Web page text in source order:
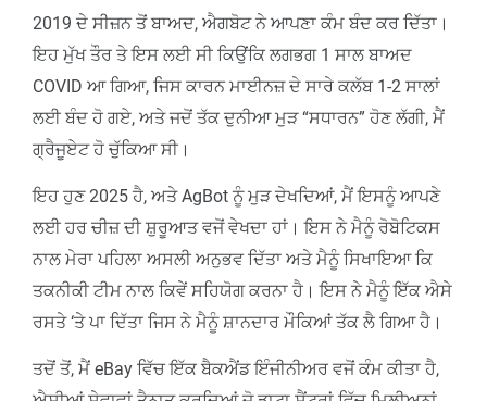
2019 ਦੇ ਸੀਜ਼ਨ ਤੋਂ ਬਾਅਦ, ਐਗਬੋਟ ਨੇ ਆਪਣਾ ਕੰਮ ਬੰਦ ਕਰ ਦਿੱਤਾ।
ਇਹ ਮੁੱਖ ਤੌਰ ਤੇ ਇਸ ਲਈ ਸੀ ਕਿਉਂਕਿ ਲਗਭਗ 1 ਸਾਲ ਬਾਅਦ
COVID ਆ ਗਿਆ, ਜਿਸ ਕਾਰਨ ਮਾਈਨਜ਼ ਦੇ ਸਾਰੇ ਕਲੱਬ 1-2 ਸਾਲਾਂ
ਲਈ ਬੰਦ ਹੋ ਗਏ, ਅਤੇ ਜਦੋਂ ਤੱਕ ਦੁਨੀਆ ਮੁੜ “ਸਧਾਰਨ” ਹੋਣ ਲੱਗੀ, ਮੈਂ
ਗ੍ਰੈਜੂਏਟ ਹੋ ਚੁੱਕਿਆ ਸੀ।
ਇਹ ਹੁਣ 2025 ਹੈ, ਅਤੇ AgBot ਨੂੰ ਮੁੜ ਦੇਖਦਿਆਂ, ਮੈਂ ਇਸਨੂੰ ਆਪਣੇ
ਲਈ ਹਰ ਚੀਜ਼ ਦੀ ਸ਼ੁਰੂਆਤ ਵਜੋਂ ਵੇਖਦਾ ਹਾਂ। ਇਸ ਨੇ ਮੈਨੂੰ ਰੋਬੋਟਿਕਸ
ਨਾਲ ਮੇਰਾ ਪਹਿਲਾ ਅਸਲੀ ਅਨੁਭਵ ਦਿੱਤਾ ਅਤੇ ਮੈਨੂੰ ਸਿਖਾਇਆ ਕਿ
ਤਕਨੀਕੀ ਟੀਮ ਨਾਲ ਕਿਵੇਂ ਸਹਿਯੋਗ ਕਰਨਾ ਹੈ। ਇਸ ਨੇ ਮੈਨੂੰ ਇੱਕ ਐਸੇ
ਰਸਤੇ ‘ਤੇ ਪਾ ਦਿੱਤਾ ਜਿਸ ਨੇ ਮੈਨੂੰ ਸ਼ਾਨਦਾਰ ਮੌਕਿਆਂ ਤੱਕ ਲੈ ਗਿਆ ਹੈ।
ਤਦੋਂ ਤੋਂ, ਮੈਂ eBay ਵਿੱਚ ਇੱਕ ਬੈਕਐਂਡ ਇੰਜੀਨੀਅਰ ਵਜੋਂ ਕੰਮ ਕੀਤਾ ਹੈ,